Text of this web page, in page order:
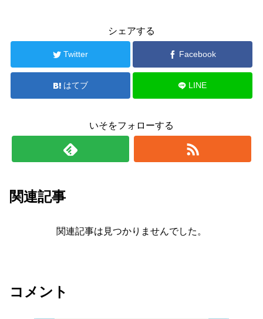
シェアする
Twitter Facebook
はてブ LINE
いそをフォローする
関連記事
関連記事は見つかりませんでした。
コメント